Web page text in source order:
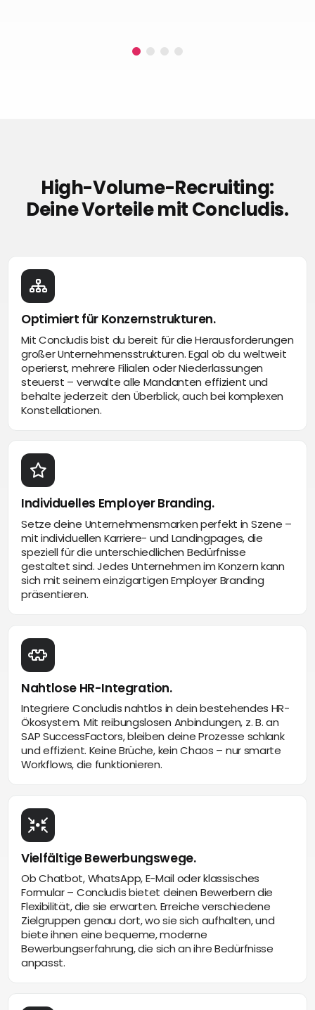
High-Volume-Recruiting:
Deine Vorteile mit Concludis.
Optimiert für Konzernstrukturen.
Mit Concludis bist du bereit für die Herausforderungen
großer Unternehmensstrukturen. Egal ob du weltweit
operierst, mehrere Filialen oder Niederlassungen
steuerst – verwalte alle Mandanten effizient und
behalte jederzeit den Überblick, auch bei komplexen
Konstellationen.
Individuelles Employer Branding.
Setze deine Unternehmensmarken perfekt in Szene –
mit individuellen Karriere- und Landingpages, die
speziell für die unterschiedlichen Bedürfnisse
gestaltet sind. Jedes Unternehmen im Konzern kann
sich mit seinem einzigartigen Employer Branding
präsentieren.
Nahtlose HR-Integration.
Integriere Concludis nahtlos in dein bestehendes HR-
Ökosystem. Mit reibungslosen Anbindungen, z. B. an
SAP SuccessFactors, bleiben deine Prozesse schlank
und effizient. Keine Brüche, kein Chaos – nur smarte
Workflows, die funktionieren.
Vielfältige Bewerbungswege.
Ob Chatbot, WhatsApp, E-Mail oder klassisches
Formular – Concludis bietet deinen Bewerbern die
Flexibilität, die sie erwarten. Erreiche verschiedene
Zielgruppen genau dort, wo sie sich aufhalten, und
biete ihnen eine bequeme, moderne
Bewerbungserfahrung, die sich an ihre Bedürfnisse
anpasst.